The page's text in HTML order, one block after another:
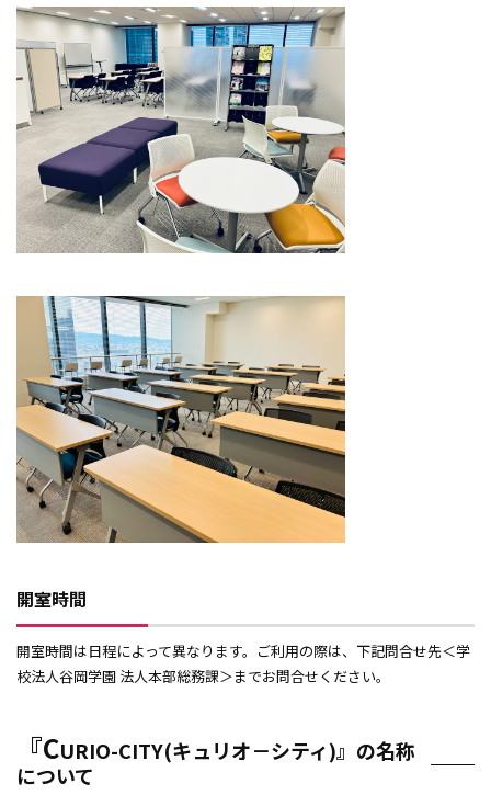
開室時間
開室時間は日程によって異なります。ご利用の際は、下記問合せ先＜学
校法人谷岡学園 法人本部総務課＞までお問合せください。
『CURIO-CITY(キュリオ－シティ)』の名称
について